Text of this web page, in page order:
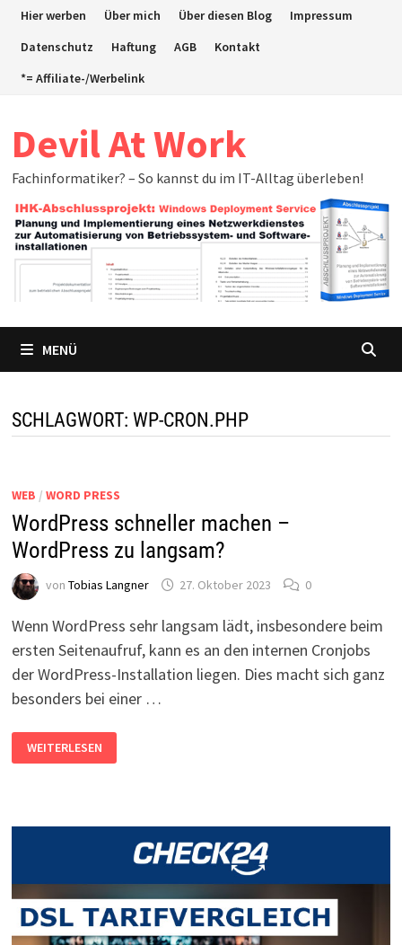
ZumHier werben Über mich Über diesen Blog
Impressum
Datenschutz
Haftung AGB
Kontakt
*= Affiliate-/Werbelink
Devil At Work
Fachinformatiker? – So kannst du im IT-Alltag überleben!
MENÜ
SCHLAGWORT: WP-CRON.PHP
WEB / WORD PRESS
WordPress schneller machen –
WordPress zu langsam?
von Tobias Langner 27. Oktober 2023 0
Wenn WordPress sehr langsam lädt, insbesondere beim
ersten Seitenaufruf, kann es an den internen Cronjobs
der WordPress-Installation liegen. Dies macht sich ganz
besonders bei einer …
WORDPRESS
SCHNELLER
MACHEN
WEITERLESEN